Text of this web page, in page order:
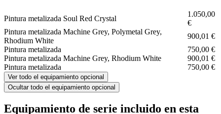
Pintura metalizada Soul Red Crystal
1.050,00
€
Pintura metalizada Machine Grey, Polymetal Grey,
Rhodium White
900,01 €
Pintura metalizada
750,00 €
Pintura metalizada Machine Grey, Rhodium White
900,01 €
Pintura metalizada
750,00 €
Ver todo el equipamiento opcional
Ocultar todo el equipamiento opcional
Equipamiento de serie incluido en esta